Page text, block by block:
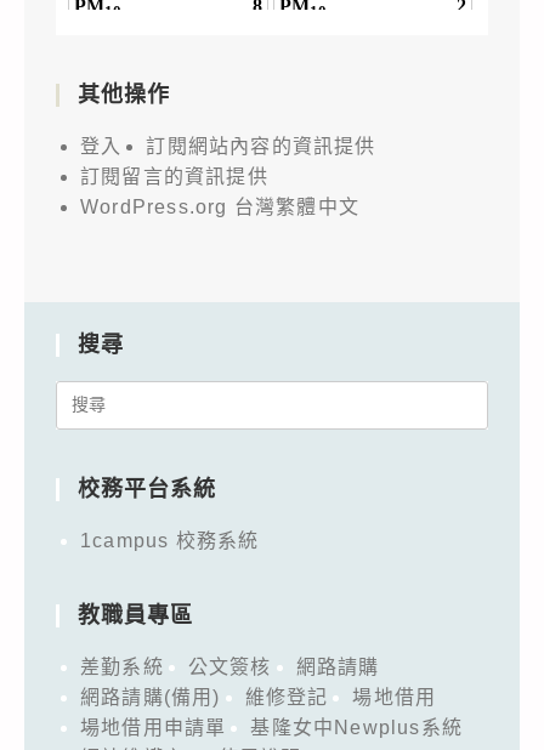
其他操作
登入
訂閱網站內容的資訊提供
訂閱留言的資訊提供
WordPress.org 台灣繁體中文
搜尋
Search
校務平台系統
1campus 校務系統
教職員專區
差勤系統 公文簽核
網路請購
網路請購(備用)
維修登記
場地借用
場地借用申請單
基隆女中Newplus系統